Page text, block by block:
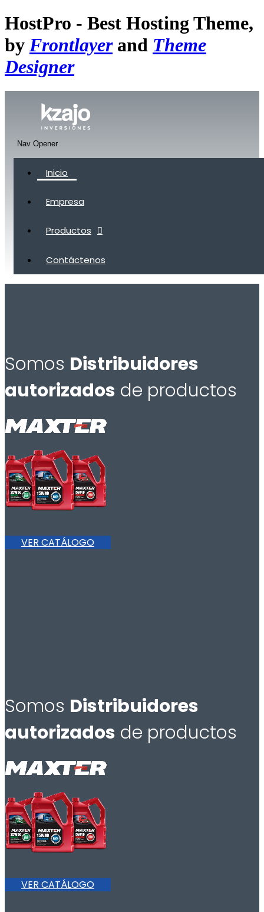
HostPro - Best Hosting Theme,
by Frontlayerand Theme
Designer
Nav Opener
Inicio
Empresa
Productos
Contáctenos
Somos Distribuidores
autorizados de productos
VER CATÁLOGO
Somos Distribuidores
autorizados de productos
VER CATÁLOGO